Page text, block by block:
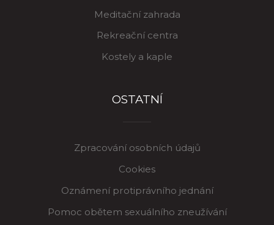
Meditační zahrada
Rekreační centra
Kostely a kaple
OSTATNÍ
Zpracování osobních údajů
Cookies
Oznámení protiprávního jednání
Pomoc obětem sexuálního zneužívání